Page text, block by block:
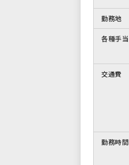
勤務地
各種手当
交通費
勤務時間